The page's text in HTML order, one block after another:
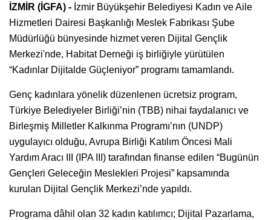
İZMİR (İGFA) - İzmir Büyükşehir Belediyesi Kadın ve Aile
Hizmetleri Dairesi Başkanlığı Meslek Fabrikası Şube
Müdürlüğü bünyesinde hizmet veren Dijital Gençlik
Merkezi'nde, Habitat Derneği iş birliğiyle yürütülen
“Kadınlar Dijitalde Güçleniyor” programı tamamlandı.
Genç kadınlara yönelik düzenlenen ücretsiz program,
Türkiye Belediyeler Birliği’nin (TBB) nihai faydalanıcı ve
Birleşmiş Milletler Kalkınma Programı’nın (UNDP)
uygulayıcı olduğu, Avrupa Birliği Katılım Öncesi Mali
Yardım Aracı III (IPA III) tarafından finanse edilen “Bugünün
Gençleri Geleceğin Meslekleri Projesi” kapsamında
kurulan Dijital Gençlik Merkezi’nde yapıldı.
Programa dâhil olan 32 kadın katılımcı; Dijital Pazarlama,